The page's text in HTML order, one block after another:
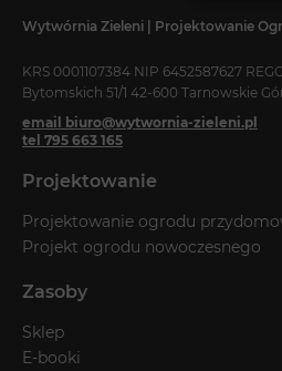
Wytwórnia Zieleni | Projektowanie
KRS 0001107384 NIP 6452587627
Bytomskich 51/1 42-600 Tarnowskie
email biuro@wytwornia-zieleni.pl
tel 795 663 165
Projektowanie
Projektowanie ogrodu
Projekt ogrodu nowoczesnego
Zasoby
Sklep
E-booki